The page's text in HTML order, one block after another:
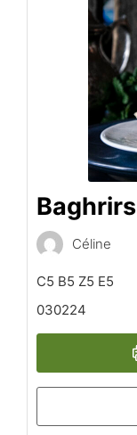
Baghrirs
Céline
C5 B5 Z5 E5
030224